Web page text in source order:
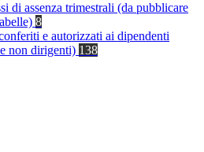
di assenza trimestrali (da pubblicare
8
e autorizzati ai dipendenti
non dirigenti) 138